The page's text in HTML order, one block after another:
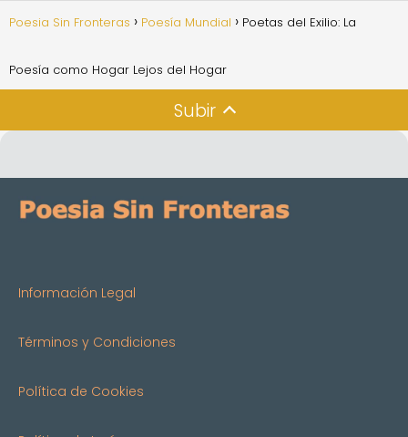
Poesia Sin Fronteras Poesía Mundial Poetas del Exilio: La
Poesía como Hogar Lejos del Hogar
Subir
Información Legal
Términos y Condiciones
Política de Cookies